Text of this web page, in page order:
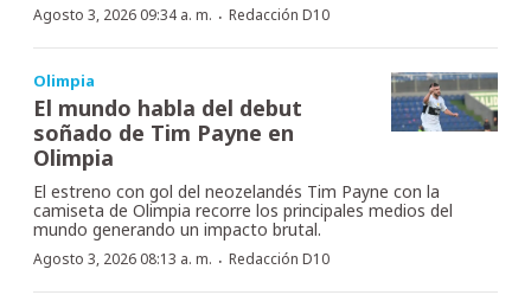
Agosto 3, 2026 09:34 a. m. · Redacción D10
Olimpia
El mundo habla del debut
soñado de Tim Payne en
Olimpia
El estreno con gol del neozelandés Tim Payne con la
camiseta de Olimpia recorre los principales medios del
mundo generando un impacto brutal.
Agosto 3, 2026 08:13 a. m. · Redacción D10